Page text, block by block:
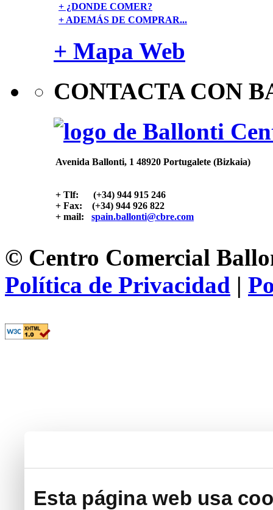
Esta página web usa
+ ¿DONDE COMER?
+ ADEMÁS DE COMPRAR...
+ Mapa Web
CONTACTA CON
Avenida Ballonti, 1 48920 Portugalete (Bizkaia)
+ Tlf: (+34) 944 915 246
+ Fax: (+34) 944 926 822
+ mail: spain.ballonti@cbre.com
© Centro Comercial
Política de Privacidad |